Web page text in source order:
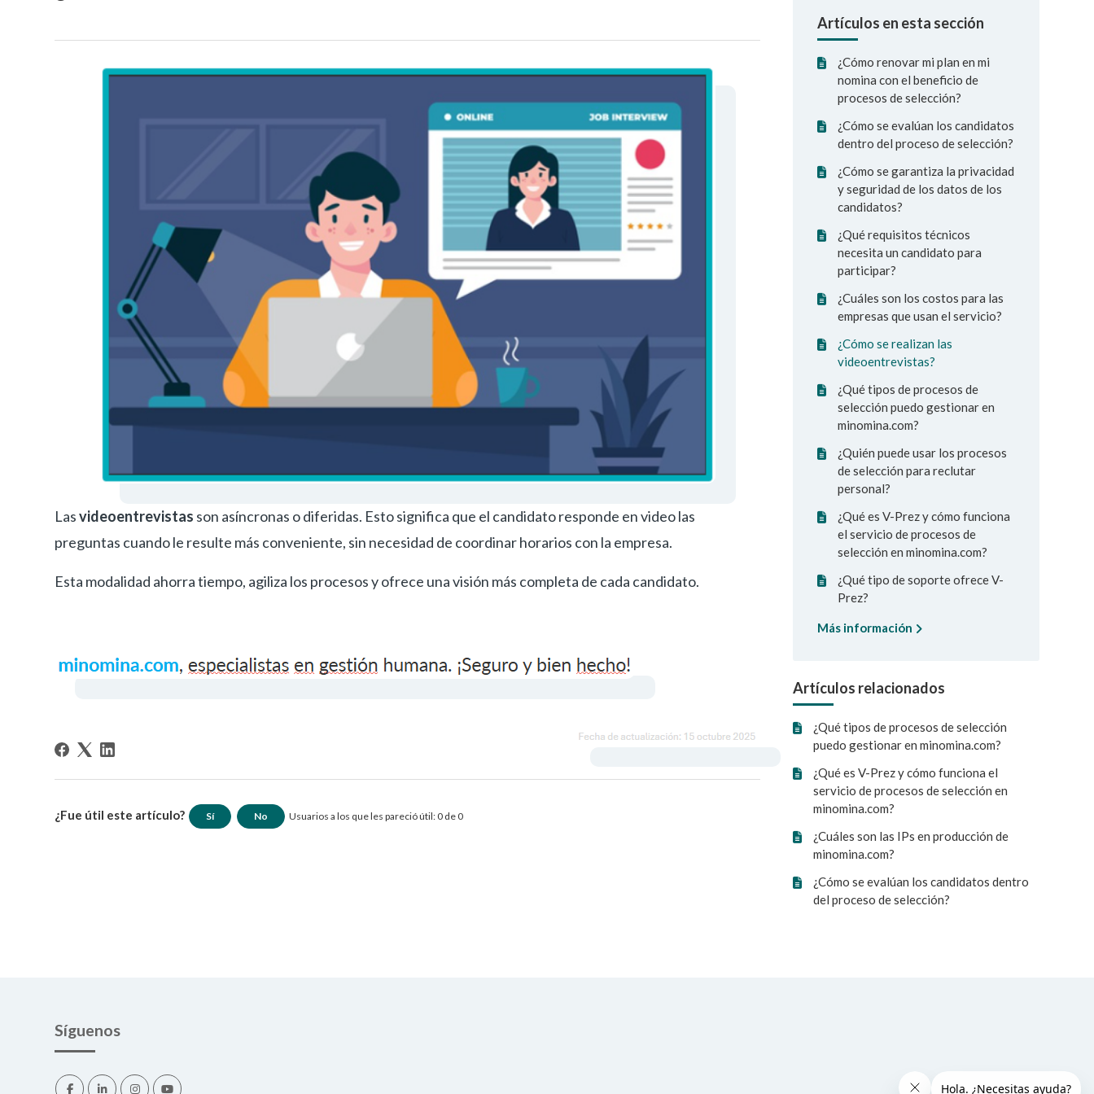
Artículos en esta sección
¿Cómo renovar mi plan en mi
nomina con el beneficio de
procesos de selección?
¿Cómo se evalúan los candidatos
dentro del proceso de selección?
¿Cómo se garantiza la privacidad
y seguridad de los datos de los
candidatos?
¿Qué requisitos técnicos
necesita un candidato para
participar?
¿Cuáles son los costos para las
empresas que usan el servicio?
¿Cómo se realizan las
videoentrevistas?
¿Qué tipos de procesos de
selección puedo gestionar en
minomina.com?
¿Quién puede usar los procesos
de selección para reclutar
personal?
¿Qué es V-Prez y cómo funciona
el servicio de procesos de
selección en minomina.com?
¿Qué tipo de soporte ofrece V-
Prez?
Más información
Artículos relacionados
¿Qué tipos de procesos de selección
puedo gestionar en minomina.com?
¿Qué es V-Prez y cómo funciona el
servicio de procesos de selección en
minomina.com?
¿Cuáles son las IPs en producción de
minomina.com?
¿Cómo se evalúan los candidatos dentro
del proceso de selección?
Lasvideoentrevistas son asíncronas o diferidas. Esto significa que el candidato responde en video las
preguntas cuando le resulte más conveniente, sin necesidad de coordinar horarios con la empresa.
Esta modalidad ahorra tiempo, agiliza los procesos y ofrece una visión más completa de cada candidato.
¿Fue útil este artículo? Sí No Usuarios a los que les pareció útil: 0 de 0
Síguenos